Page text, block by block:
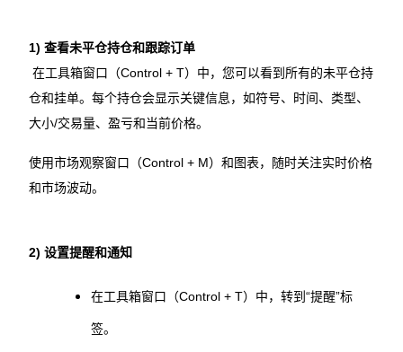
1) 查看未平仓持仓和跟踪订单
在工具箱窗口（Control + T）中，您可以看到所有的未平仓持
仓和挂单。每个持仓会显示关键信息，如符号、时间、类型、
大小/交易量、盈亏和当前价格。
使用市场观察窗口（Control + M）和图表，随时关注实时价格
和市场波动。
2) 设置提醒和通知
在工具箱窗口（Control + T）中，转到“提醒”标
签。